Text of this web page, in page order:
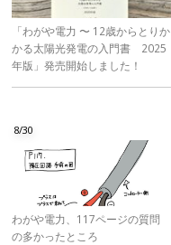
「わがや電力 〜 12歳からとりか
かる太陽光発電の入門書 2025
年版」発売開始しました！
8/30
わがや電力、117ページの質問
の多かったところ